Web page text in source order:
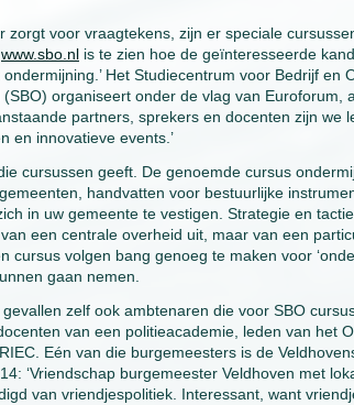
zorgt voor vraagtekens, zijn er speciale
www.sbo.nl is te zien hoe de geïnteresseerde
Het Studiecentrum voor Bedrijf en
organiseert onder de vlag van Euroforum,
partners, sprekers en docenten zijn we
en innovatieve events.’
cursussen geeft. De genoemde cursus
handvatten voor bestuurlijke
in uw gemeente te vestigen. Strategie en
een centrale overheid uit, maar van een
cursus volgen bang genoeg te maken voor
gaan nemen.
zelf ook ambtenaren die voor SBO
van een politieacademie, leden van het
Eén van die burgemeesters is de
‘Vriendschap burgemeester Veldhoven met
van vriendjespolitiek. Interessant, want